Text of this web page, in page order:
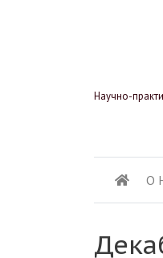
Научно-
О